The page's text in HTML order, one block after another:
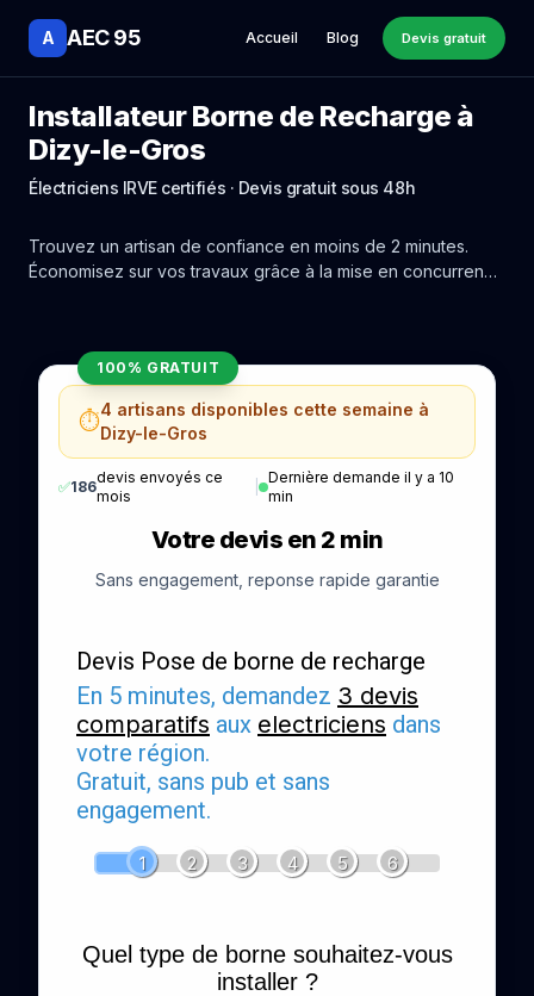
A AEC 95 Accueil Blog Devis gratuit
Installateur Borne de Recharge à
Dizy-le-Gros
Électriciens IRVE certifiés · Devis gratuit sous 48h
Trouvez un artisan de confiance en moins de 2 minutes.
Économisez sur vos travaux grâce à la mise en concurrence
100% GRATUIT
⏱️4 artisans disponibles cette semaine à
Dizy-le-Gros
✅186
devis envoyés ce
mois
|
Dernière demande il y a 10
min
Votre devis en 2 min
Sans engagement, reponse rapide garantie
Devis Pose de borne de recharge
En 5 minutes, demandez 3 devis
comparatifs aux electriciens dans
votre région.
Gratuit, sans pub et sans
engagement.
1 2 3 4 5 6
Quel type de borne souhaitez-vous
installer ?